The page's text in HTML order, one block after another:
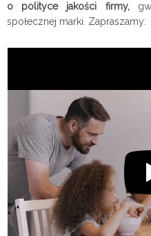
o polityce jakości firmy,
społecznej marki. Zapraszamy: